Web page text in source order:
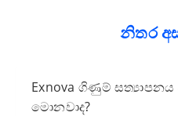
නිතර
Exnova ගිණුම්
මොනවාද?